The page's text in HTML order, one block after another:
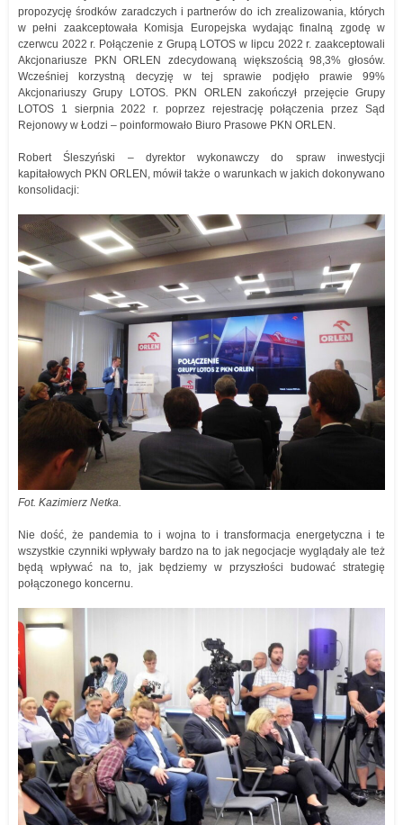
propozycję środków zaradczych i partnerów do ich zrealizowania, których
w pełni zaakceptowała Komisja Europejska wydając finalną zgodę w
czerwcu 2022 r. Połączenie z Grupą LOTOS w lipcu 2022 r. zaakceptowali
Akcjonariusze PKN ORLEN zdecydowaną większością 98,3% głosów.
Wcześniej korzystną decyzję w tej sprawie podjęło prawie 99%
Akcjonariuszy Grupy LOTOS. PKN ORLEN zakończył przejęcie Grupy
LOTOS 1 sierpnia 2022 r. poprzez rejestrację połączenia przez Sąd
Rejonowy w Łodzi – poinformowało Biuro Prasowe PKN ORLEN.
Robert Śleszyński – dyrektor wykonawczy do spraw inwestycji
kapitałowych PKN ORLEN, mówił także o warunkach w jakich dokonywano
konsolidacji:
Fot. Kazimierz Netka.
Nie dość, że pandemia to i wojna to i transformacja energetyczna i te
wszystkie czynniki wpływały bardzo na to jak negocjacje wyglądały ale też
będą wpływać na to, jak będziemy w przyszłości budować strategię
połączonego koncernu.